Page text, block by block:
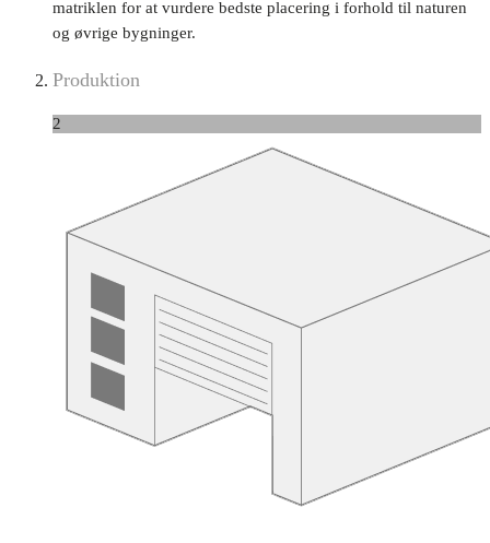
matriklen for at vurdere bedste placering i forhold til naturen
og øvrige bygninger.
Produktion
2